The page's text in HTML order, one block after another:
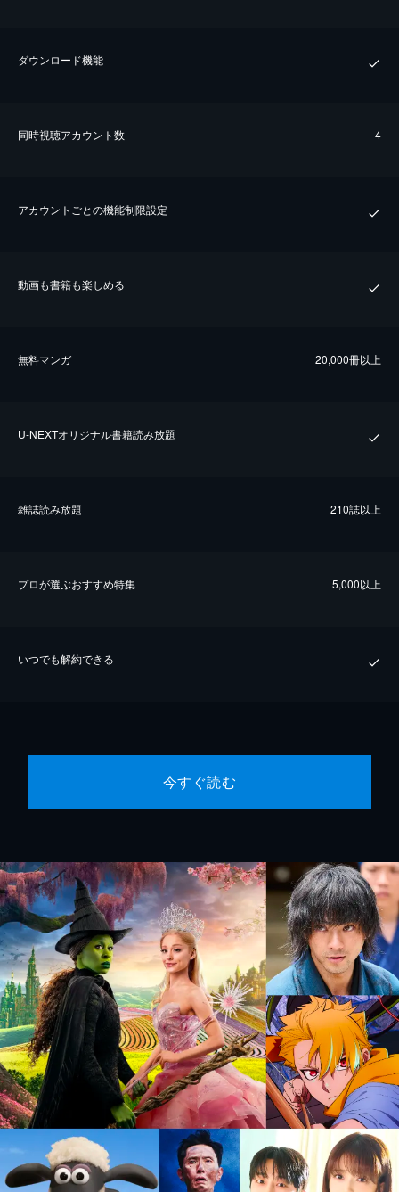
ダウンロード機能
同時視聴アカウント数 4
アカウントごとの機能制限設定
動画も書籍も楽しめる
無料マンガ 20,000冊以上
U-NEXTオリジナル書籍読み放題
雑誌読み放題 210誌以上
プロが選ぶおすすめ特集 5,000以上
いつでも解約できる
今すぐ読む